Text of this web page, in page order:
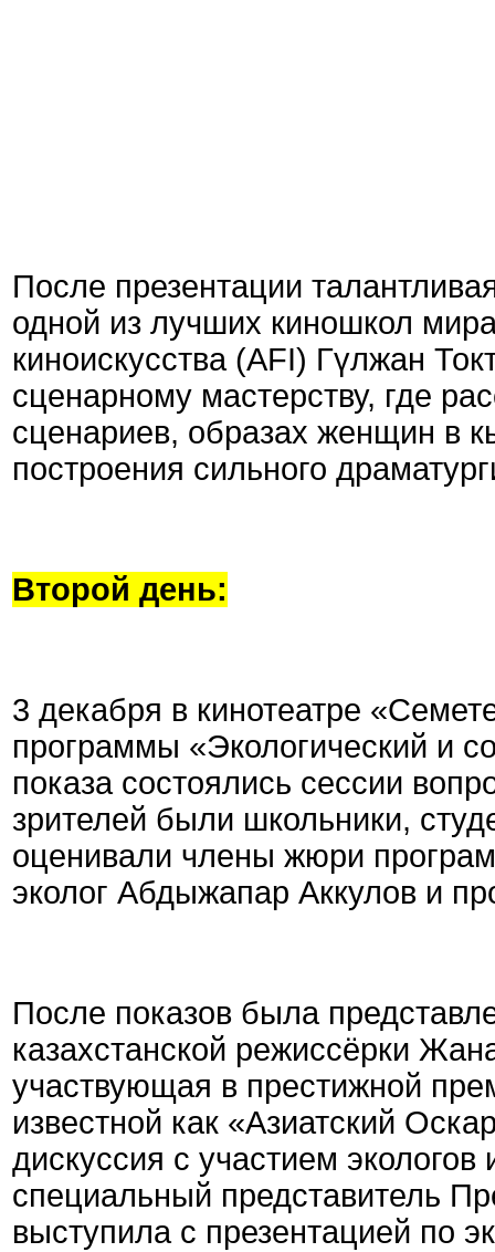
После презентации
одной из лучших киношкол
киноискусства (AFI) Гүлжан
сценарному мастерству, где
сценариев, образах женщин в
построения сильного
Второй день:
3 декабря в кинотеатре
программы «Экологический и
показа состоялись сессии
зрителей были школьники,
оценивали члены жюри
эколог Абдыжапар Аккулов и
После показов была
казахстанской режиссёрки
участвующая в престижной
известной как «Азиатский
дискуссия с участием
специальный представитель
выступила с презентацией по